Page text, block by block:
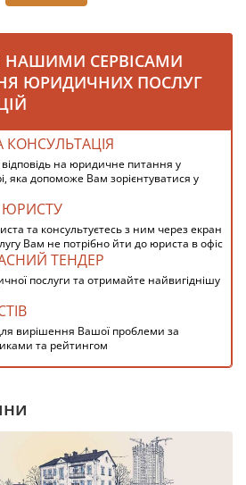
НАШИМИ СЕРВІСАМИ
ЮРИДИЧНИХ ПОСЛУГ
на юридичне питання у
яка допоможе Вам зорієнтуватися у
ЮРИСТУ
та консультуєтесь з ним через екран
Вам не потрібно йти до юриста в офіс
ТЕНДЕР
послуги та отримайте найвигіднішу
вирішення Вашої проблеми за
та рейтингом